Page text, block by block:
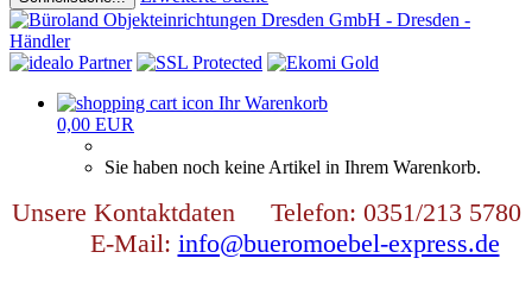
Ihr Warenkorb
0,00 EUR
Sie haben noch keine Artikel in Ihrem Warenkorb.
Unsere Kontaktdaten Telefon: 0351/213 5780
E-Mail: info@bueromoebel-express.de